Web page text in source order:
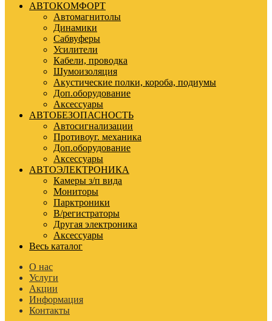
АВТОКОМФОРТ
Автомагнитолы
Динамики
Сабвуферы
Усилители
Кабели, проводка
Шумоизоляция
Акустические полки, короба, подиумы
Доп.оборудование
Аксессуары
АВТОБЕЗОПАСНОСТЬ
Автосигнализации
Противоуг. механика
Доп.оборудование
Аксессуары
АВТОЭЛЕКТРОНИКА
Камеры з/п вида
Мониторы
Парктроники
В/регистраторы
Другая электроника
Аксессуары
Весь каталог
О нас
Услуги
Акции
Информация
Контакты